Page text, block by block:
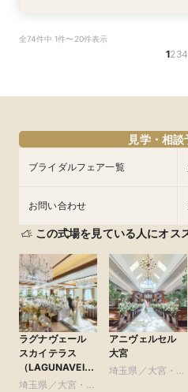
8/29
ンチの融合＊シェ
フェアを
8/29
所要時間：2時間程度
フェアを
8/29
所要時間：3時間程度
フェアを
8/29
豪華20大特典ご優
万相当*特選牛＆海
9:15〜
フェア
全74件中 1件〜20件表示
1234
見学・相談
ブライダルフェア一覧
お問い合わせ
この式場を見ている人にオス
ラグナヴェール
スカイテラス
（LAGUNAVEIL
SkyTerrace）
埼玉県／大宮・さ
アニヴェルセル
大宮
埼玉県／大宮・さ